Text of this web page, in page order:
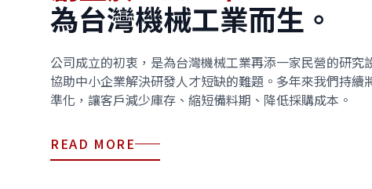
工
中
心
為台灣機械工業而生。
公司成立的初衷，是為台灣機械工業再添一家民營的研究
協助中小企業解決研發人才短缺的難題。多年來我們持續
準化，讓客戶減少庫存、縮短備料期、降低採購成本。
READ MORE